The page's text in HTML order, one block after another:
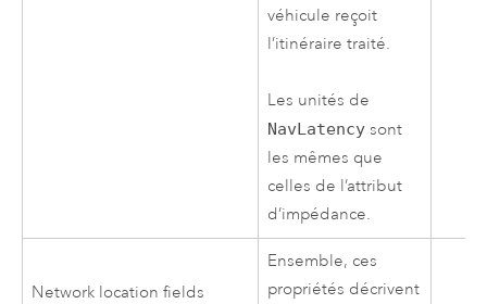
véhicule reçoit
l’itinéraire traité.
Les unités de
NavLatency sont
les mêmes que
celles de l’attribut
d’impédance.
Network location fields
Ensemble, ces
propriétés décrivent